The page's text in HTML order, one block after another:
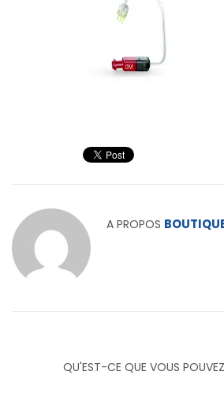
A PROPOS
QU'EST-CE QUE VOUS POUVEZ